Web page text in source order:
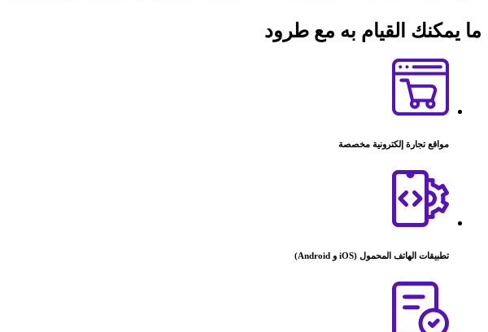
ما يمكنك القيام به مع طرود
مواقع تجارة إلكترونية مخصصة
تطبيقات الهاتف المحمول (iOS و Android)